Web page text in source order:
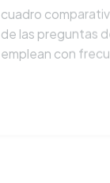
emplean con